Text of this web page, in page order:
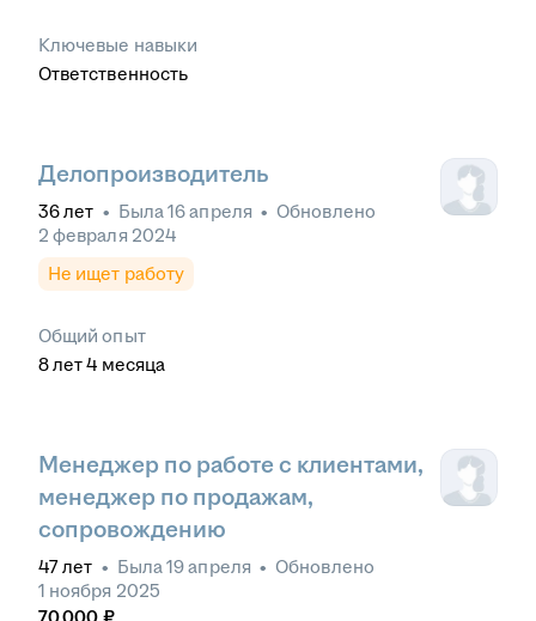
Ключевые навыки
Ответственность
Делопроизводитель
36лет • Была16 апреля • Обновлено
2 февраля 2024
Не ищет работу
Общий опыт
8лет 4 месяца
Менеджер по работе с клиентами,
менеджер по продажам,
сопровождению
47лет • Была19 апреля • Обновлено
1 ноября 2025